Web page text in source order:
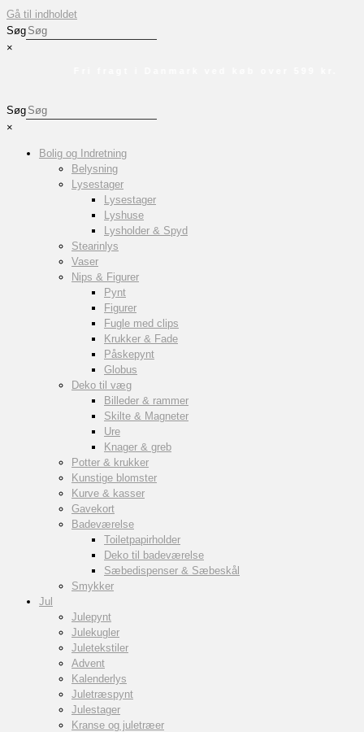
Gå til indholdet
Søg
×
Søg
×
Bolig og Indretning
Belysning
Lysestager
Lysestager
Lyshuse
Lysholder & Spyd
Stearinlys
Vaser
Nips & Figurer
Pynt
Figurer
Fugle med clips
Krukker & Fade
Påskepynt
Globus
Deko til væg
Billeder & rammer
Skilte & Magneter
Ure
Knager & greb
Potter & krukker
Kunstige blomster
Kurve & kasser
Gavekort
Badeværelse
Toiletpapirholder
Deko til badeværelse
Sæbedispenser & Sæbeskål
Smykker
Jul
Julepynt
Julekugler
Juletekstiler
Advent
Kalenderlys
Juletræspynt
Julestager
Kranse og juletræer